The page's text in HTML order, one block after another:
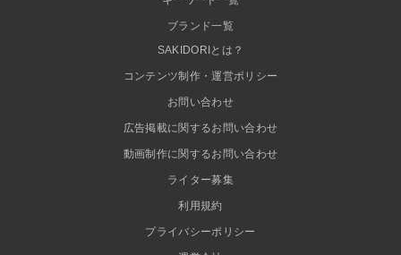
ブランド一覧
SAKIDORIとは？
コンテンツ制作・運営ポリシー
お問い合わせ
広告掲載に関するお問い合わせ
動画制作に関するお問い合わせ
ライター募集
利用規約
プライバシーポリシー